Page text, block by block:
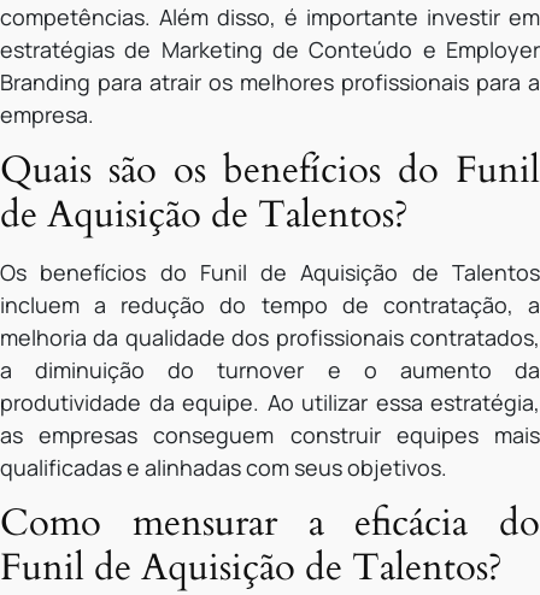
competências. Além disso, é importante investir em
estratégias de Marketing de Conteúdo e Employer
Branding para atrair os melhores profissionais para a
empresa.
Quais são os benefícios do Funil
de Aquisição de Talentos?
Os benefícios do Funil de Aquisição de Talentos
incluem a redução do tempo de contratação, a
melhoria da qualidade dos profissionais contratados,
a diminuição do turnover e o aumento da
produtividade da equipe. Ao utilizar essa estratégia,
as empresas conseguem construir equipes mais
qualificadas e alinhadas com seus objetivos.
Como mensurar a eficácia do
Funil de Aquisição de Talentos?